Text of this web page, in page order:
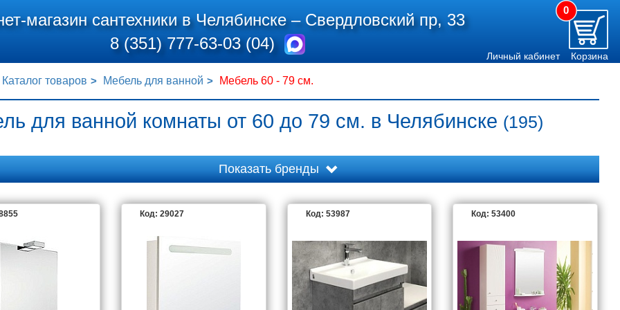
магазин сантехники в Челябинске –Свердловский пр, 33
8 (351) 777-63-03 (04)
0
Личный кабинет Корзина
Каталог товаров Мебель для ванной Мебель 60 - 79 см.
для ванной комнаты от 60 до 79 см. в Челябинске (195)
AQUATON AQWELLA 5 STARS ASB-WOODLINE
KERAMA MARAZZI
Показать бренды
Код: 29027 Код: 53987 Код: 53400